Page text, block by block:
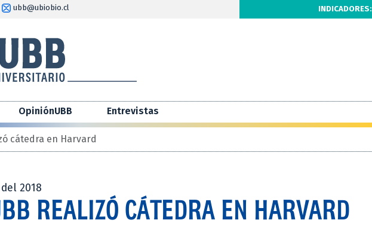
ubb@ubiobio.cl INDICADORES:
OpiniónUBB Entrevistas
cátedra en Harvard
2018
REALIZÓ CÁTEDRA EN HARVARD